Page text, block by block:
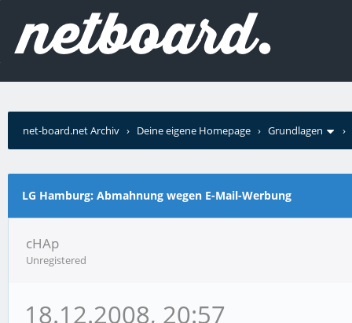
net-board.net Archiv › Deine eigene Homepage › Grundlagen ›
LG Hamburg: Abmahnung wegen E-Mail-Werbung
cHAp
Unregistered
18.12.2008, 20:57